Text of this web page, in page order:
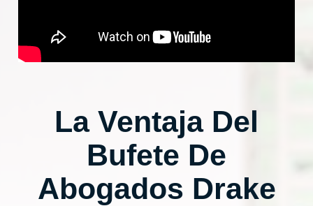
La Ventaja Del
Bufete De
Abogados Drake